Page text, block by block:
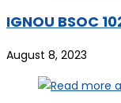
IGNOU BSOC
August 8, 2023